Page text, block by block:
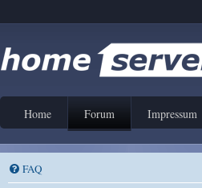
Home Forum Impressum
FAQ